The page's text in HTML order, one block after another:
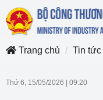
Trang chủ
Tin tức
Thứ 6, 15/05/2026 09:20